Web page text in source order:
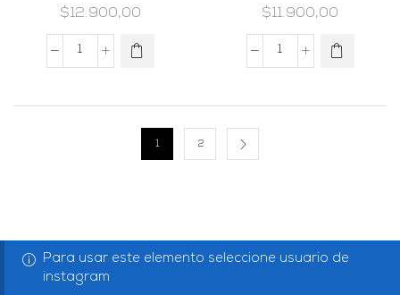
$12.900,00
$11.900,00
1 2
Para usar este elemento seleccione usuario de
instagram